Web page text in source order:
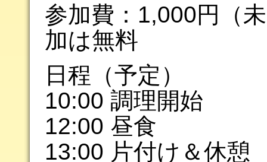
参加費：1,000円（
加は無料
日程（予定）
10:00 調理開始
12:00 昼食
13:00 片付け＆休憩